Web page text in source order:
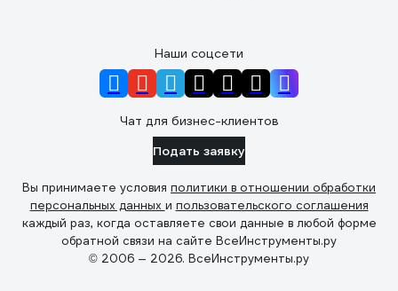
Наши соцсети
Чат для бизнес-клиентов
Подать заявку
Вы принимаете условия политики в отношении обработки
персональных данных и пользовательского соглашения
каждый раз, когда оставляете свои данные в любой форме
обратной связи на сайте ВсеИнструменты.ру
© 2006 — 2026. ВсеИнструменты.ру